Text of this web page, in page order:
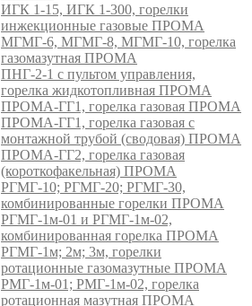
ИГК 1-15, ИГК 1-300, горелки
инжекционные газовые ПРОМА
МГМГ-6, МГМГ-8, МГМГ-10, горелка
газомазутная ПРОМА
ПНГ-2-1 с пультом управления,
горелка жидкотопливная ПРОМА
ПРОМА-ГГ1, горелка газовая ПРОМА
ПРОМА-ГГ1, горелка газовая с
монтажной трубой (сводовая) ПРОМА
ПРОМА-ГГ2, горелка газовая
(короткофакельная) ПРОМА
РГМГ-10; РГМГ-20; РГМГ-30,
комбинированные горелки ПРОМА
РГМГ-1м-01 и РГМГ-1м-02,
комбинированная горелка ПРОМА
РГМГ-1м; 2м; 3м, горелки
ротационные газомазутные ПРОМА
РМГ-1м-01; РМГ-1м-02, горелка
ротационная мазутная ПРОМА